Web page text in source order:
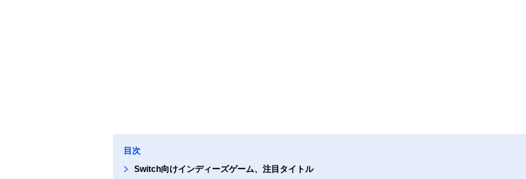
目次
Switch向けインディーズゲーム、注目タイトル